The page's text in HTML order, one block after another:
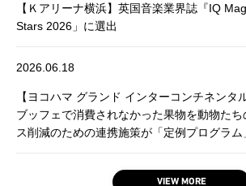
【Ｋアリーナ横浜】英国音楽業界誌『IQ
Stars 2026」に選出
2026.06.18
【ヨコハマ グランド インターコンチネンタ
ブッフェで消費されなかった果物を動物た
ス削減のための連携施策が「定例プログラム
VIEW MORE